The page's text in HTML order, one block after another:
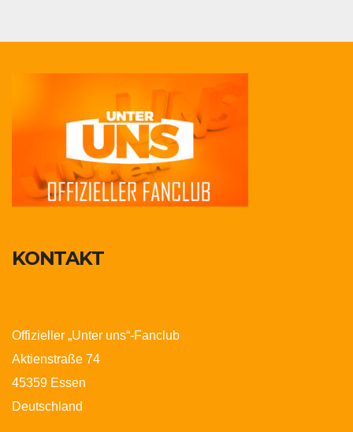
KONTAKT
Offizieller „Unter uns“-Fanclub
Aktienstraße 74
45359 Essen
Deutschland